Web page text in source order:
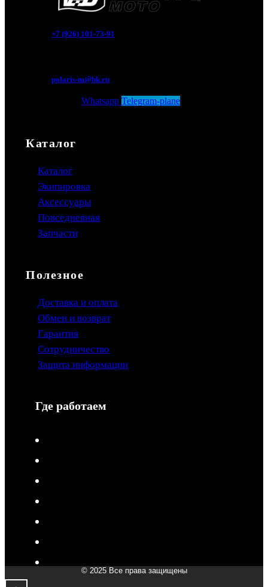
+7 (926) 101-73-91
polaris-m@bk.ru
Whatsapp Telegram-plane
Каталог
Каталог
Экипировка
Аксессуары
Повседневная
Запчасти
Полезное
Доставка и оплата
Обмен и возврат
Гарантия
Сотрудничество
Защита информации
Где работаем
© 2025 Все права защищены